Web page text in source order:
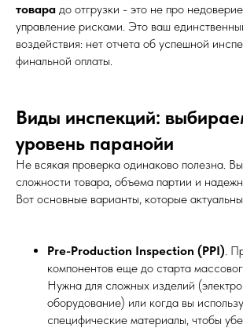
товара до отгрузки - это не про
управление рисками. Это ваш
воздействия: нет отчета об успешной
финальной оплаты.
Виды инспекций:
уровень паранойи
Не всякая проверка одинаково полезна.
сложности товара, объема партии и
Вот основные варианты, которые
Pre-Production Inspection (PPI) .
компонентов еще до старта
Нужна для сложных изделий
оборудование) или когда вы
специфические материалы, чтобы